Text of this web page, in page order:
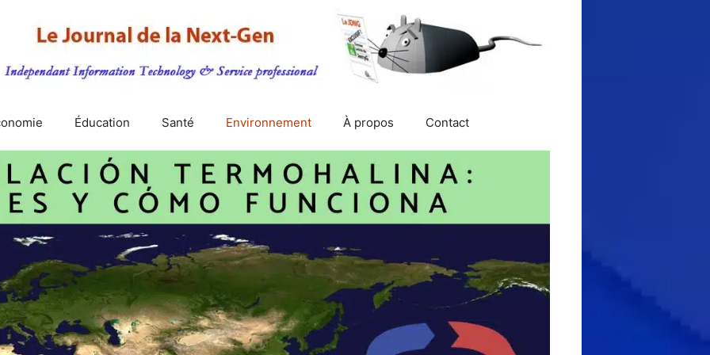
Éducation Santé Environnement À propos Contact